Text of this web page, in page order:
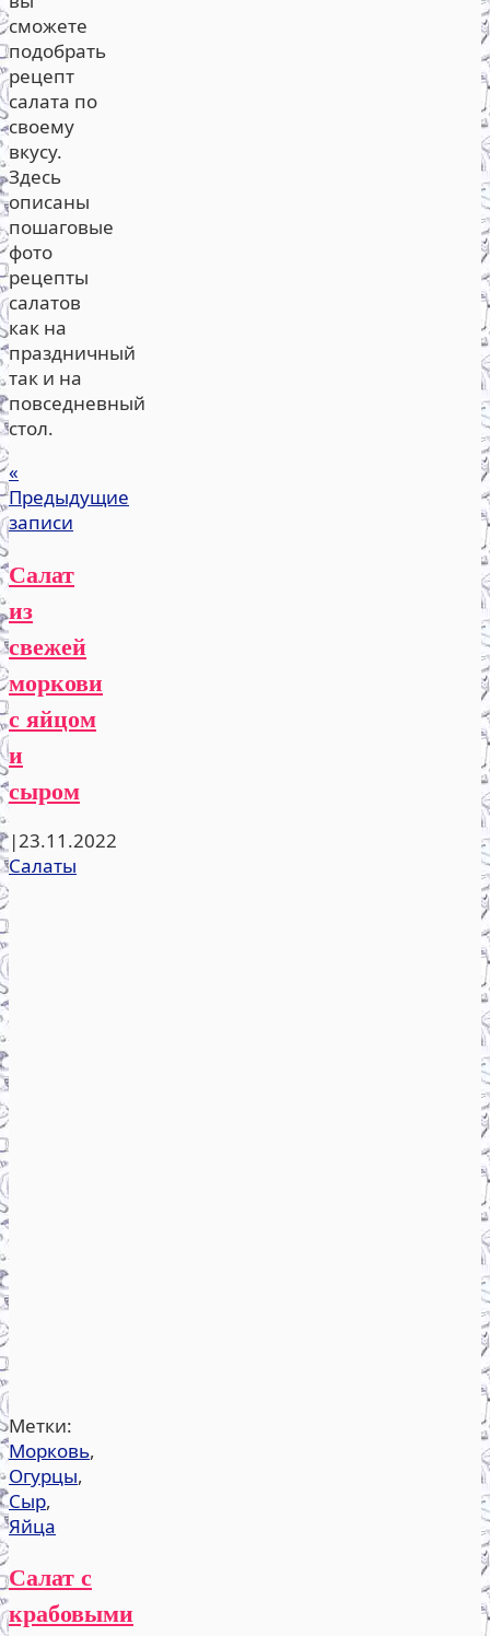
сможете
подобрать
рецепт
салата по
своему
вкусу.
Здесь
описаны
пошаговые
фото
рецепты
салатов
как на
праздничный
так и на
повседневный
стол.
«
Предыдущие
записи
Салат
из
свежей
моркови
с яйцом
и
сыром
|23.11.2022
Салаты
Метки:
Морковь,
Огурцы,
Сыр,
Яйца
Салат с
крабовыми